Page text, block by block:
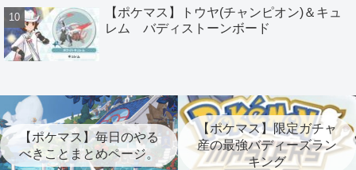
【ポケマス】トウヤ(チャンピオン)＆キュ
レム バディストーンボード
【ポケマス】毎日のやる
べきことまとめページ。
【ポケマス】限定ガチャ
産の最強バディーズラン
キング